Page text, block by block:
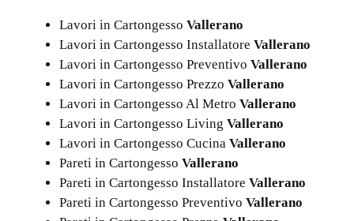
Lavori in Cartongesso Vallerano
Lavori in Cartongesso Installatore Vallerano
Lavori in Cartongesso Preventivo Vallerano
Lavori in Cartongesso Prezzo Vallerano
Lavori in Cartongesso Al Metro Vallerano
Lavori in Cartongesso Living Vallerano
Lavori in Cartongesso Cucina Vallerano
Pareti in Cartongesso Vallerano
Pareti in Cartongesso Installatore Vallerano
Pareti in Cartongesso Preventivo Vallerano